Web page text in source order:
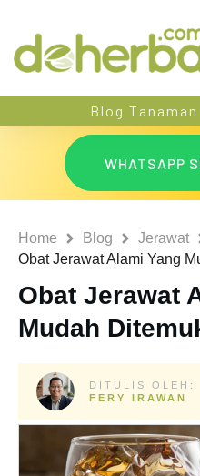
Blog
WHATSAPP
Home Blog
Jerawat
Obat Jerawat
Mudah
DITULIS OLEH:
FERY IRAWAN